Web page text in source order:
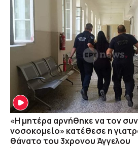
«Η μητέρα αρνήθηκε να τον
νοσοκομείο» κατέθεσε η
θάνατο του 3χρονου Άγγελου